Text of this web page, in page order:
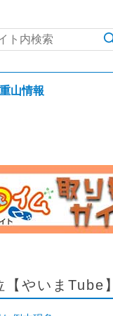
山情報
やいまTube】